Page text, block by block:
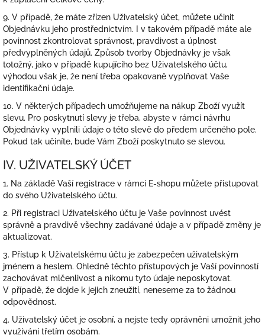
9. V případě, že máte zřízen Uživatelský účet, můžete učinit
Objednávku jeho prostřednictvím. I v takovém případě máte ale
povinnost zkontrolovat správnost, pravdivost a úplnost
předvyplněných údajů. Způsob tvorby Objednávky je však
totožný, jako v případě kupujícího bez Uživatelského účtu,
výhodou však je, že není třeba opakovaně vyplňovat Vaše
identifikační údaje.
10. V některých případech umožňujeme na nákup Zboží využít
slevu. Pro poskytnutí slevy je třeba, abyste v rámci návrhu
Objednávky vyplnili údaje o této slevě do předem určeného pole.
Pokud tak učiníte, bude Vám Zboží poskytnuto se slevou.
IV. UŽIVATELSKÝ ÚČET
1. Na základě Vaší registrace v rámci E-shopu můžete přistupovat
do svého Uživatelského účtu.
2. Při registraci Uživatelského účtu je Vaše povinnost uvést
správně a pravdivě všechny zadávané údaje a v případě změny je
aktualizovat.
3. Přístup k Uživatelskému účtu je zabezpečen uživatelským
jménem a heslem. Ohledně těchto přístupových je Vaší povinností
zachovávat mlčenlivost a nikomu tyto údaje neposkytovat.
V případě, že dojde k jejich zneužití, neneseme za to žádnou
odpovědnost.
4. Uživatelský účet je osobní, a nejste tedy oprávněni umožnit jeho
využívání třetím osobám.